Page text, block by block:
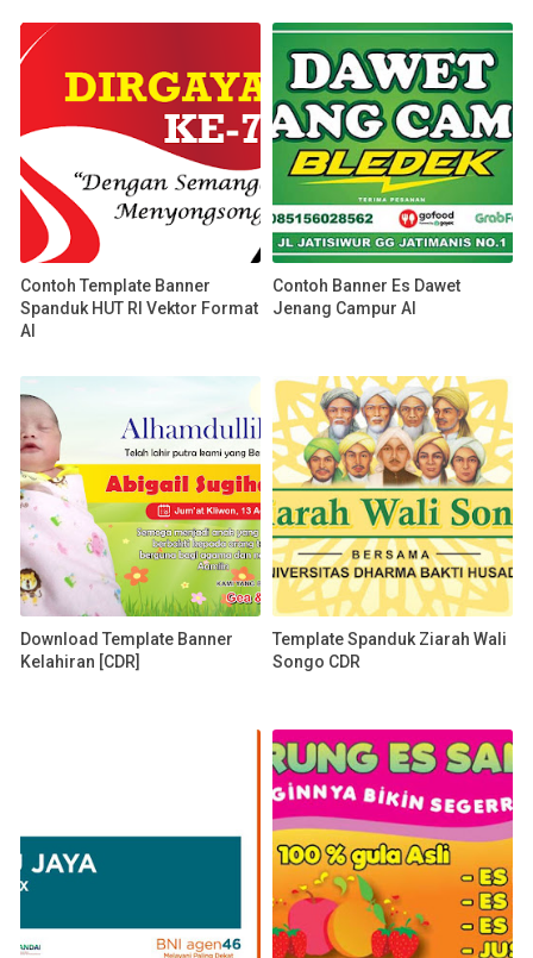
Contoh Template Banner
Spanduk HUT RI Vektor Format
AI
Contoh Banner Es Dawet
Jenang Campur AI
Download Template Banner
Kelahiran [CDR]
Template Spanduk Ziarah Wali
Songo CDR